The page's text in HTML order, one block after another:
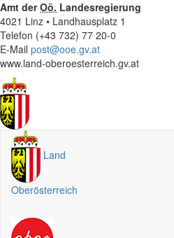
Amt derOö. Landesregierung
4021 Linz • Landhausplatz 1
Telefon (+43 732) 77 20-0
E-Mail post@ooe.gv.at
www.land-oberoesterreich.gv.at
Land
Oberösterreich